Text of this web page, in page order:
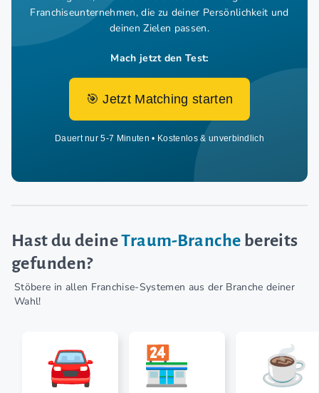
Franchiseunternehmen, die zu deiner Persönlichkeit und
deinen Zielen passen.
Mach jetzt den Test:
🎯 Jetzt Matching starten
Dauert nur 5-7 Minuten • Kostenlos & unverbindlich
Hast du deineTraum-Branche bereits
gefunden?
Stöbere in allen Franchise-Systemen aus der Branche deiner
Wahl!